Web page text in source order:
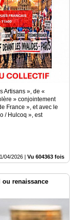
», de «
» conjointement
France », et avec le
/ Hulcoq », est
04/2026 | Vu 604363 fois
ou renaissance